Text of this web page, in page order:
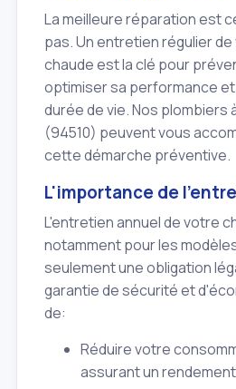
La meilleure réparation est
pas. Un entretien régulier
chaude est la clé pour
optimiser sa performance
durée de vie. Nos plombiers
(94510) peuvent vous
cette démarche préventive.
L'importance de
L'entretien annuel de votre
notamment pour les
seulement une obligation
garantie de sécurité et
de:
Réduire votre
assurant un